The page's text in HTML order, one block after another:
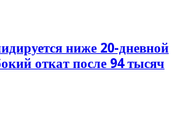
ниже 20-дневной
откат после 94 тысяч